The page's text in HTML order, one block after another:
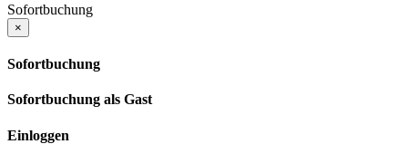
Sofortbuchung
×
Sofortbuchung
Sofortbuchung als Gast
Einloggen